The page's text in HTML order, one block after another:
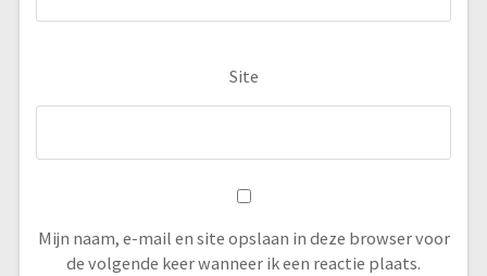
Site
Mijn naam, e-mail en site opslaan in deze browser voor
de volgende keer wanneer ik een reactie plaats.